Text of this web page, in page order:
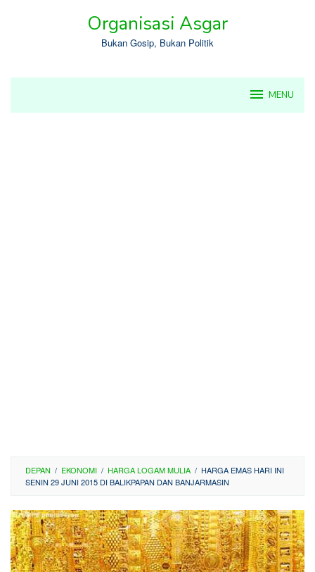
Organisasi Asgar
Bukan Gosip, Bukan Politik
MENU
DEPAN / EKONOMI / HARGA LOGAM MULIA / HARGA EMAS HARI INI
SENIN 29 JUNI 2015 DI BALIKPAPAN DAN BANJARMASIN